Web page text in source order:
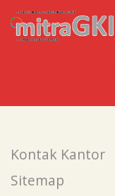
Kontak Kantor
Sitemap